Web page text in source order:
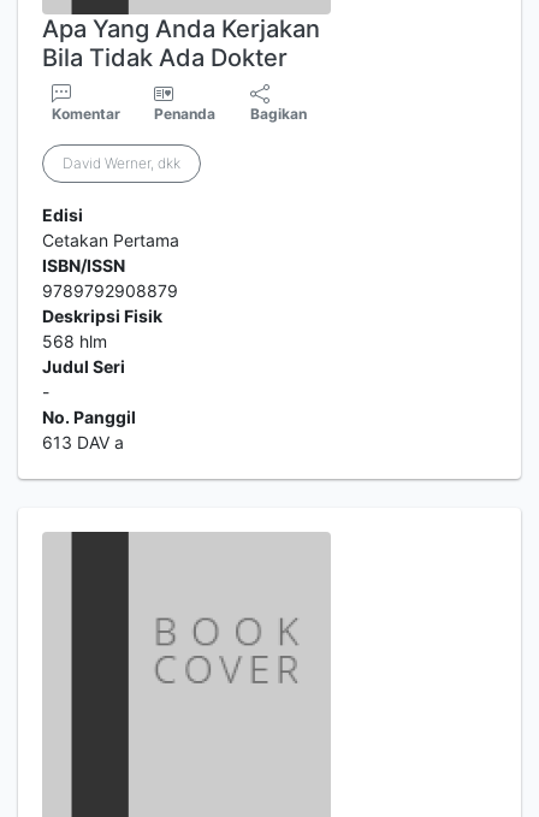
Apa Yang Anda Kerjakan
Bila Tidak Ada Dokter
Komentar Penanda Bagikan
David Werner, dkk
Edisi
Cetakan Pertama
ISBN/ISSN
9789792908879
Deskripsi Fisik
568 hlm
Judul Seri
-
No. Panggil
613 DAV a